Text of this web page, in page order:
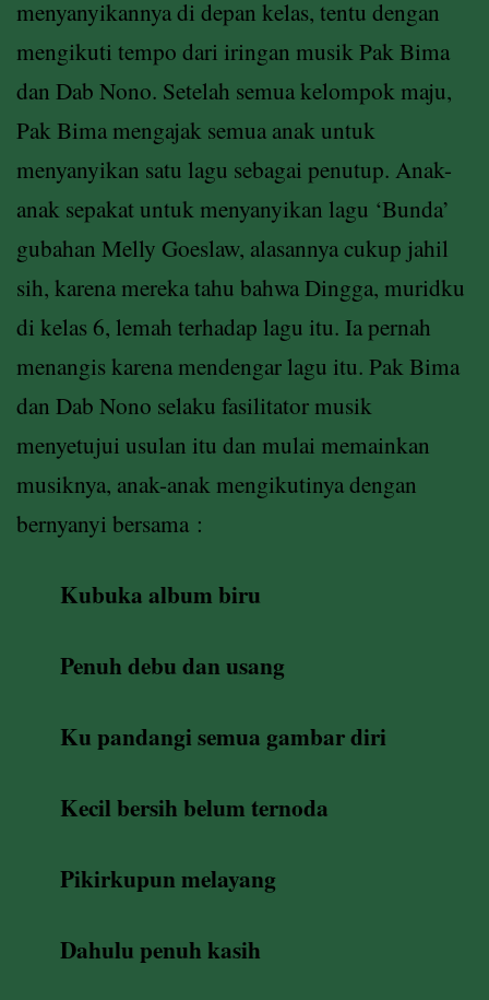
menyanyikannya di depan kelas, tentu dengan
mengikuti tempo dari iringan musik Pak Bima
dan Dab Nono. Setelah semua kelompok maju,
Pak Bima mengajak semua anak untuk
menyanyikan satu lagu sebagai penutup. Anak-
anak sepakat untuk menyanyikan lagu ‘Bunda’
gubahan Melly Goeslaw, alasannya cukup jahil
sih, karena mereka tahu bahwa Dingga, muridku
di kelas 6, lemah terhadap lagu itu. Ia pernah
menangis karena mendengar lagu itu. Pak Bima
dan Dab Nono selaku fasilitator musik
menyetujui usulan itu dan mulai memainkan
musiknya, anak-anak mengikutinya dengan
bernyanyi bersama :
Kubuka album biru
Penuh debu dan usang
Ku pandangi semua gambar diri
Kecil bersih belum ternoda
Pikirkupun melayang
Dahulu penuh kasih